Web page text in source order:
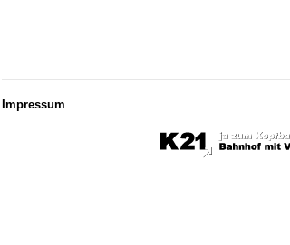
Impressum